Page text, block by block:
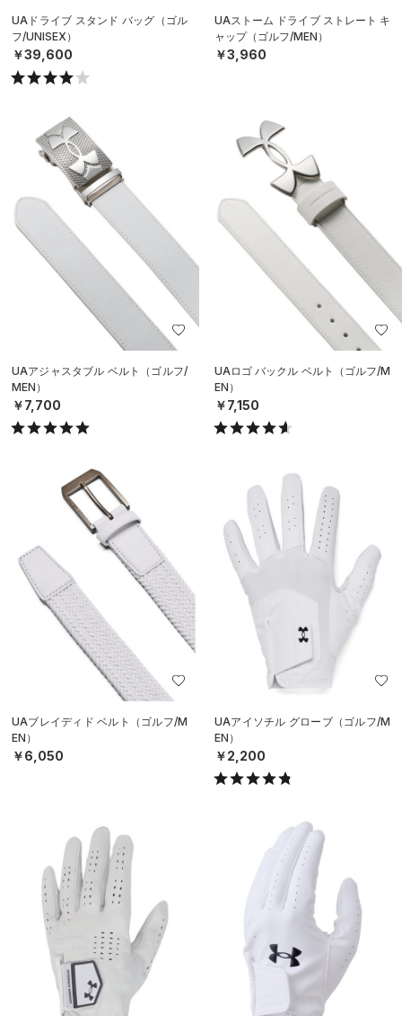
UAドライブ スタンド バッグ（ゴル
フ/UNISEX）
￥39,600
UAストーム ドライブ ストレート キ
ャップ（ゴルフ/MEN）
￥3,960
UAアジャスタブル ベルト（ゴルフ/
MEN）
￥7,700
UAロゴ バックル ベルト（ゴルフ/M
EN）
￥7,150
UAブレイディド ベルト（ゴルフ/M
EN）
￥6,050
UAアイソチル グローブ（ゴルフ/M
EN）
￥2,200